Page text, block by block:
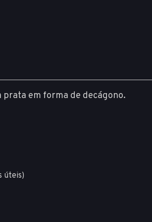
em forma de decágono.
úteis)